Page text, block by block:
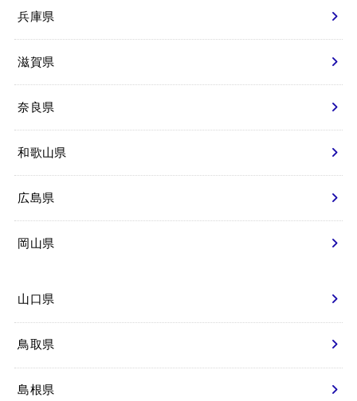
兵庫県
滋賀県
奈良県
和歌山県
広島県
岡山県
山口県
鳥取県
島根県